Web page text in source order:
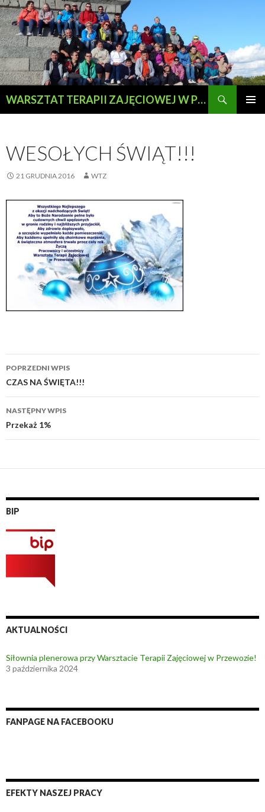
WARSZTAT TERAPII ZAJĘCIOWEJ W PRZEWOZIE
WESOŁYCH ŚWIĄT!!!
21 GRUDNIA 2016 WTZ
Zobacz
wpisy
POPRZEDNI WPIS
CZAS NA ŚWIĘTA!!!
NASTĘPNY WPIS
Przekaż 1%
BIP
AKTUALNOŚCI
Siłownia plenerowa przy Warsztacie Terapii Zajęciowej w Przewozie!
3 października 2024
FANPAGE NA FACEBOOKU
EFEKTY NASZEJ PRACY